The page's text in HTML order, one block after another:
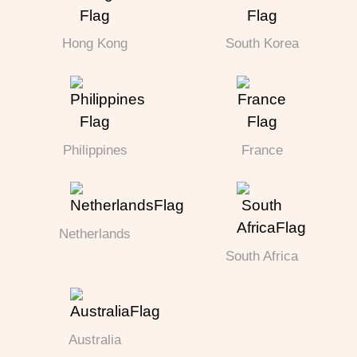
Hong Kong South Korea
Philippines France
Netherlands
South Africa
Australia